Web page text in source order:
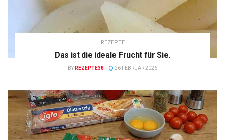
REZEPTE
Das ist die ideale Frucht für Sie.
BY REZEPTE38 26 FEBRUAR 2026